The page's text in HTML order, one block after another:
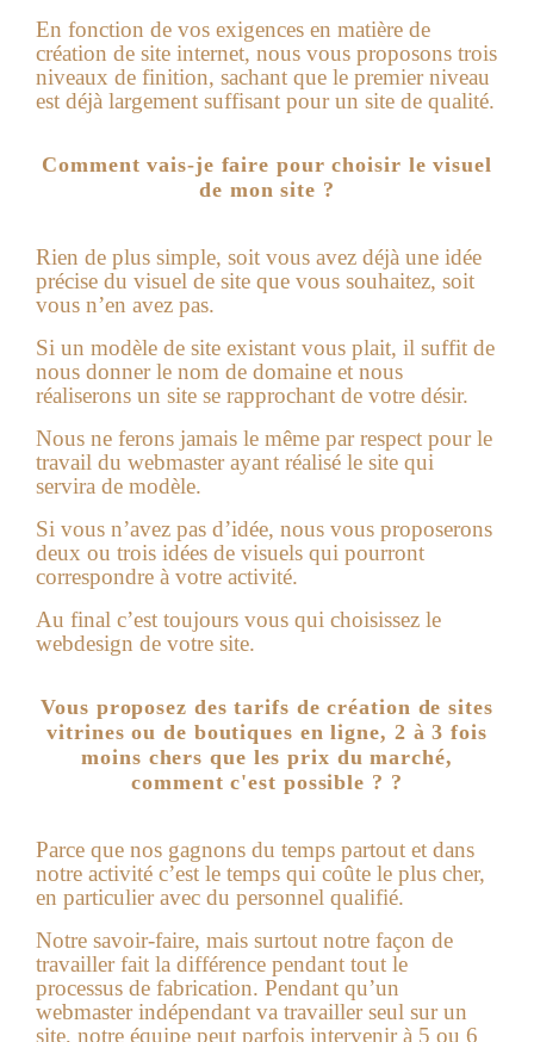
En fonction de vos exigences en matière de
création de site internet, nous vous proposons trois
niveaux de finition, sachant que le premier niveau
est déjà largement suffisant pour un site de qualité.
Comment vais-je faire pour choisir le visuel
de mon site ?
Rien de plus simple, soit vous avez déjà une idée
précise du visuel de site que vous souhaitez, soit
vous n’en avez pas.
Si un modèle de site existant vous plait, il suffit de
nous donner le nom de domaine et nous
réaliserons un site se rapprochant de votre désir.
Nous ne ferons jamais le même par respect pour le
travail du webmaster ayant réalisé le site qui
servira de modèle.
Si vous n’avez pas d’idée, nous vous proposerons
deux ou trois idées de visuels qui pourront
correspondre à votre activité.
Au final c’est toujours vous qui choisissez le
webdesign de votre site.
Vous proposez des tarifs de création de sites
vitrines ou de boutiques en ligne, 2 à 3 fois
moins chers que les prix du marché,
comment c'est possible ? ?
Parce que nos gagnons du temps partout et dans
notre activité c’est le temps qui coûte le plus cher,
en particulier avec du personnel qualifié.
Notre savoir-faire, mais surtout notre façon de
travailler fait la différence pendant tout le
processus de fabrication. Pendant qu’un
webmaster indépendant va travailler seul sur un
site, notre équipe peut parfois intervenir à 5 ou 6